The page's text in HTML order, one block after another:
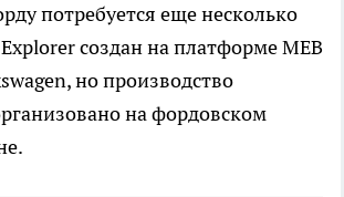
потребуется еще несколько
создан на платформе MEB
но производство
на фордовском